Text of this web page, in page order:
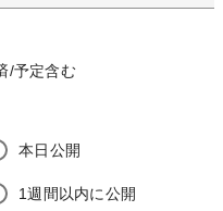
/予定含む
本日公開
1週間以内に公開